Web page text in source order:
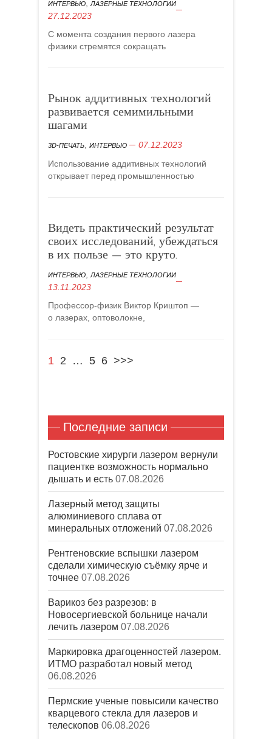
ИНТЕРВЬЮ ЛАЗЕРНЫЕ ТЕХНОЛОГИИ
27.12.2023
С момента создания первого лазера
физики стремятся сокращать
Рынок аддитивных технологий
развивается семимильными
шагами
3D-ПЕЧАТЬ ИНТЕРВЬЮ
07.12.2023
Использование аддитивных технологий
открывает перед промышленностью
Видеть практический результат
своих исследований, убеждаться
в их пользе — это круто.
ИНТЕРВЬЮ ЛАЗЕРНЫЕ ТЕХНОЛОГИИ
13.11.2023
Профессор-физик Виктор Криштоп —
о лазерах, оптоволокне,
1 2 … 5 6 >>>
Последние записи
Ростовские хирурги лазером вернули
пациентке возможность нормально
дышать и есть 07.08.2026
Лазерный метод защиты
алюминиевого сплава от
минеральных отложений 07.08.2026
Рентгеновские вспышки лазером
сделали химическую съёмку ярче и
точнее 07.08.2026
Варикоз без разрезов: в
Новосергиевской больнице начали
лечить лазером 07.08.2026
Маркировка драгоценностей лазером.
ИТМО разработал новый метод
06.08.2026
Пермские ученые повысили качество
кварцевого стекла для лазеров и
телескопов 06.08.2026